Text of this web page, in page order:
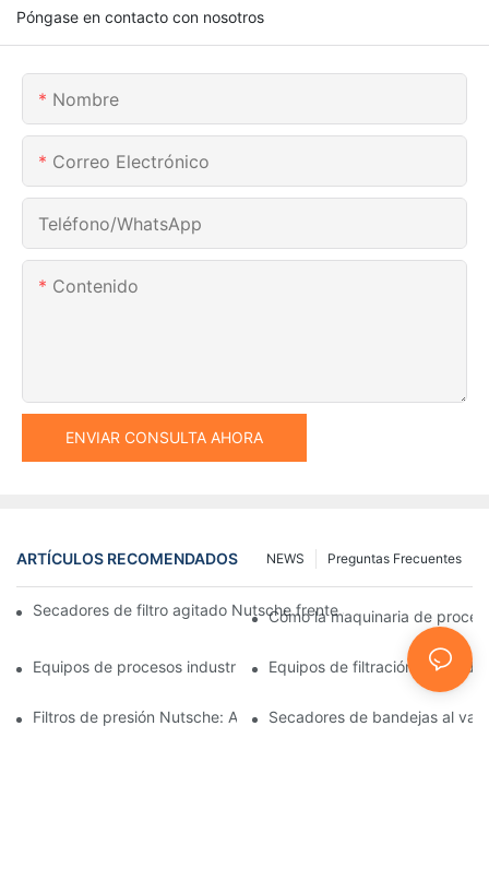
Póngase en contacto con nosotros
Nombre
Correo Electrónico
Teléfono/WhatsApp
Contenido
ENVIAR CONSULTA AHORA
ARTÍCULOS RECOMENDADOS Preguntas Frecuentes
NEWS
Secadores de filtro agitado Nutsche frente a otros métodos de
Cómo la maquinaria de
Equipos de procesos industriales: innovaciones que moldean el
Equipos de filtración y
Filtros de presión Nutsche: Aplicaciones en las industrias
Secadores de bandejas al